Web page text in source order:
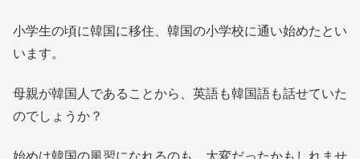
小学生の頃に韓国に移住、韓国の小学校に通い始めたとい
います。
母親が韓国人であることから、英語も韓国語も話せていた
のでしょうか？